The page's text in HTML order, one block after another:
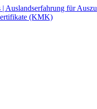
Auslandserfahrung für
(KMK)